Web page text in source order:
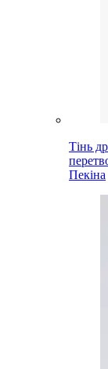
Тінь
Пекіна